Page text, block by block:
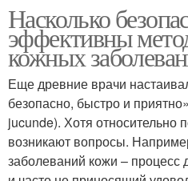
Насколько
эффективны
кожных
Еще древние врачи
безопасно, быстро и
jucunde). Хотя относительно
возникают вопросы.
заболеваний кожи – процесс